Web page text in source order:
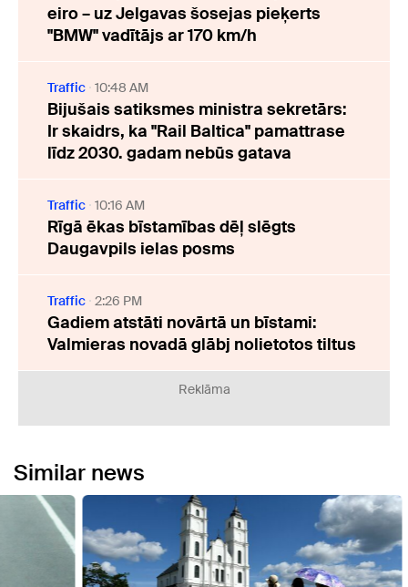
eiro – uz Jelgavas šosejas pieķerts
"BMW" vadītājs ar 170 km/h
Traffic 10:48 AM
Bijušais satiksmes ministra sekretārs:
Ir skaidrs, ka "Rail Baltica" pamattrase
līdz 2030. gadam nebūs gatava
Traffic 10:16 AM
Rīgā ēkas bīstamības dēļ slēgts
Daugavpils ielas posms
Traffic 2:26 PM
Gadiem atstāti novārtā un bīstami:
Valmieras novadā glābj nolietotos tiltus
Reklāma
Similar news